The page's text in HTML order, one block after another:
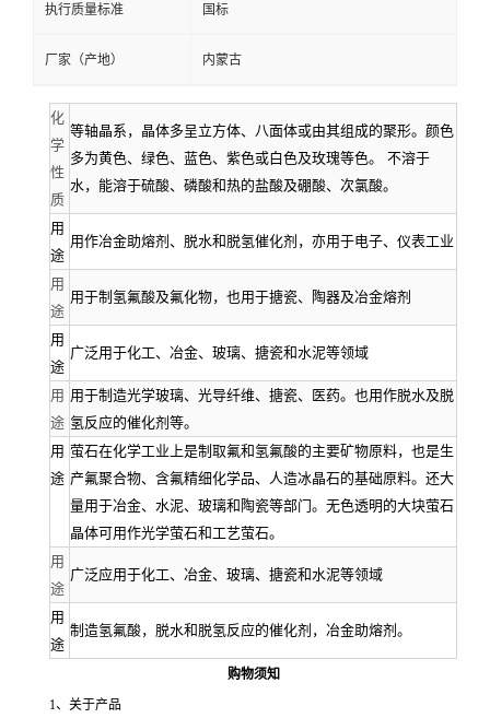
执行质量标准 国标
厂家（产地） 内蒙古
化
学
性
质
等轴晶系，晶体多呈立方体、八面体或由其组成的聚形。颜色
多为黄色、绿色、蓝色、紫色或白色及玫瑰等色。 不溶于
水，能溶于硫酸、磷酸和热的盐酸及硼酸、次氯酸。
用
途
用作冶金助熔剂、脱水和脱氢催化剂，亦用于电子、仪表工业
用
途
用于制氢氟酸及氟化物，也用于搪瓷、陶器及冶金熔剂
用
途
广泛用于化工、冶金、玻璃、搪瓷和水泥等领域
用
途
用于制造光学玻璃、光导纤维、搪瓷、医药。也用作脱水及脱
氢反应的催化剂等。
用
途
萤石在化学工业上是制取氟和氢氟酸的主要矿物原料，也是生
产氟聚合物、含氟精细化学品、人造冰晶石的基础原料。还大
量用于冶金、水泥、玻璃和陶瓷等部门。无色透明的大块萤石
晶体可用作光学萤石和工艺萤石。
用
途
广泛应用于化工、冶金、玻璃、搪瓷和水泥等领域
用
途
制造氢氟酸，脱水和脱氢反应的催化剂，冶金助熔剂。
购物须知
1、关于产品